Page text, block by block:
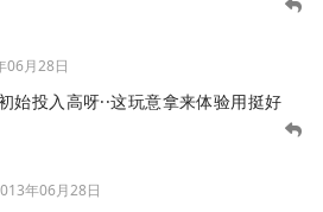
06月28日
始投入高呀··这玩意拿来体验用挺好
年06月28日